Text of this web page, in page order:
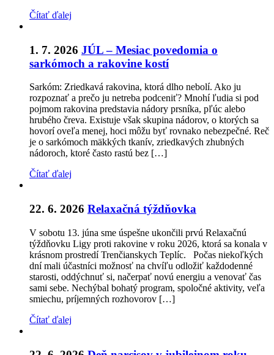
Čítať ďalej
1. 7. 2026 JÚL – Mesiac povedomia o
sarkómoch a rakovine kostí
Sarkóm: Zriedkavá rakovina, ktorá dlho nebolí. Ako ju
rozpoznať a prečo ju netreba podceniť? Mnohí ľudia si pod
pojmom rakovina predstavia nádory prsníka, pľúc alebo
hrubého čreva. Existuje však skupina nádorov, o ktorých sa
hovorí oveľa menej, hoci môžu byť rovnako nebezpečné. Reč
je o sarkómoch mäkkých tkanív, zriedkavých zhubných
nádoroch, ktoré často rastú bez […]
Čítať ďalej
22. 6. 2026 Relaxačná týždňovka
V sobotu 13. júna sme úspešne ukončili prvú Relaxačnú
týždňovku Ligy proti rakovine v roku 2026, ktorá sa konala v
krásnom prostredí Trenčianskych Teplíc. Počas niekoľkých
dní mali účastníci možnosť na chvíľu odložiť každodenné
starosti, oddýchnuť si, načerpať novú energiu a venovať čas
sami sebe. Nechýbal bohatý program, spoločné aktivity, veľa
smiechu, príjemných rozhovorov […]
Čítať ďalej